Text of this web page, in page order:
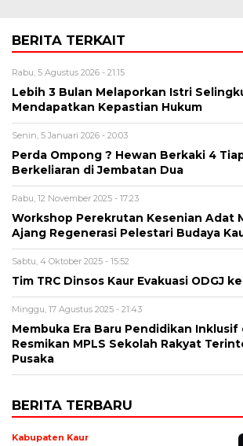
BERITA TERKAIT
Rabu, 5 Agustus 2026 - 21:15
Lebih 3 Bulan Melaporkan Istri
Mendapatkan Kepastian Hukum
Senin, 5 Januari 2026 - 20:03
Perda Ompong ? Hewan Berkaki 4
Berkeliaran di Jembatan Dua
Rabu, 12 November 2025 - 17:23
Workshop Perekrutan Kesenian Adat
Ajang Regenerasi Pelestari Budaya
Sabtu, 4 Oktober 2025 - 15:52
Tim TRC Dinsos Kaur Evakuasi ODGJ
Minggu, 17 Agustus 2025 - 21:43
Membuka Era Baru Pendidikan Inklusif
Resmikan MPLS Sekolah Rakyat
Pusaka
BERITA TERBARU
Kabupaten Kaur